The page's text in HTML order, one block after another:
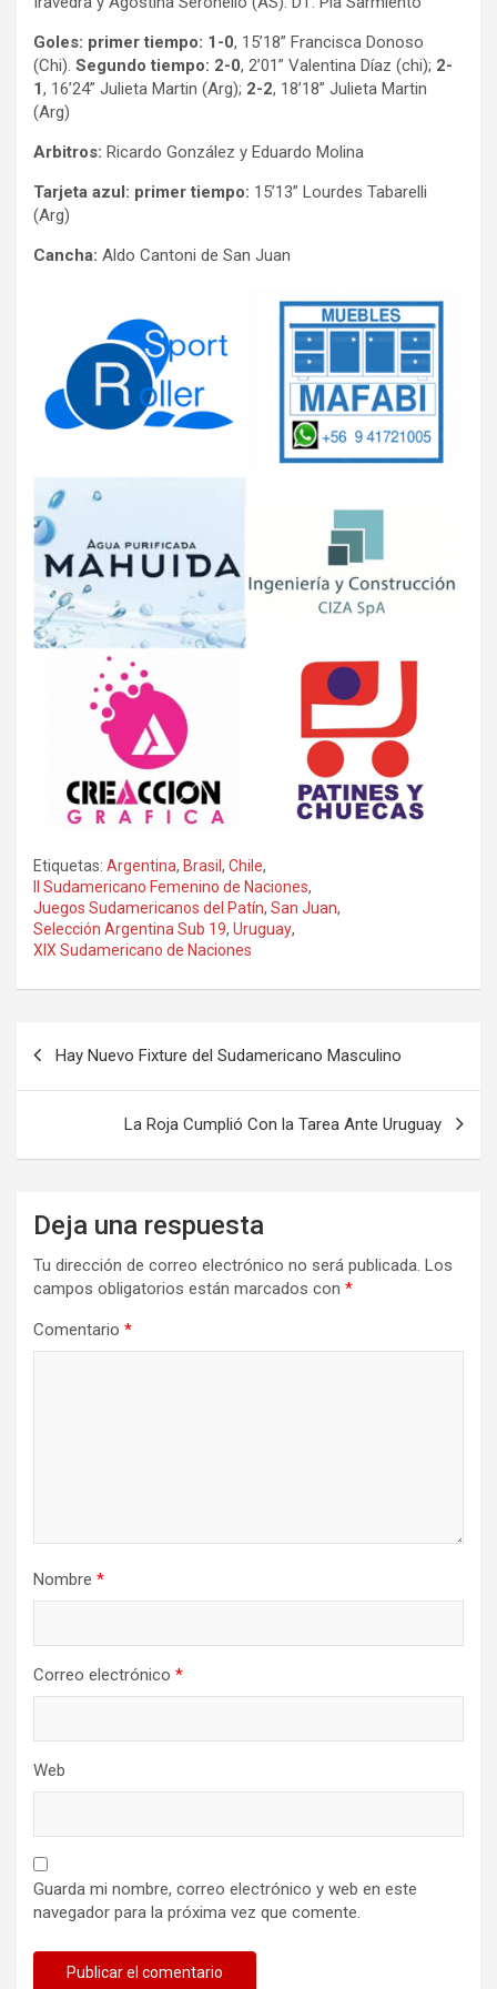
Goles: primer tiempo: 1-0, 15’18” Francisca Donoso
(Chi). Segundo tiempo: 2-0, 2’01” Valentina Díaz (chi); 2-
1, 16’24” Julieta Martin (Arg); 2-2, 18’18” Julieta Martin
(Arg)
Arbitros: Ricardo González y Eduardo Molina
Tarjeta azul: primer tiempo: 15’13” Lourdes Tabarelli
(Arg)
Cancha: Aldo Cantoni de San Juan
Etiquetas: Argentina, Brasil, Chile,
II Sudamericano Femenino de Naciones,
Juegos Sudamericanos del Patín, San Juan,
Selección Argentina Sub 19, Uruguay,
XIX Sudamericano de Naciones
Hay Nuevo Fixture del Sudamericano Masculino
La Roja Cumplió Con la Tarea Ante Uruguay
Deja una respuesta
Tu dirección de correo electrónico no será publicada. Los
campos obligatorios están marcados con *
Comentario *
Nombre *
Correo electrónico *
Web
Guarda mi nombre, correo electrónico y web en este
navegador para la próxima vez que comente.